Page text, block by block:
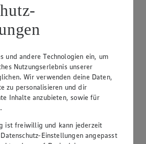
und andere Technologien ein, um
Nutzungserlebnis unserer
Wir verwenden deine Daten,
zu personalisieren und dir
Inhalte anzubieten, sowie für
ist freiwillig und kann jederzeit
Einstellungen angepasst